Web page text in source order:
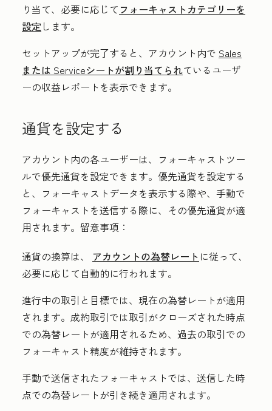
り当て、必要に応じて フォーキャストカテゴリーを
設定します。
セットアップが完了すると、アカウント内で Sales
または Serviceシートが割り当てられているユーザ
ーの収益レポートを表示できます。
通貨を設定する
アカウント内の各ユーザーは、フォーキャストツー
ルで優先通貨を設定できます。優先通貨を設定する
と、フォーキャストデータを表示する際や、手動で
フォーキャストを送信する際に、その優先通貨が適
用されます。留意事項：
通貨の換算は、 アカウントの為替レート に従って、
必要に応じて自動的に行われます。
進行中の取引と目標では、現在の為替レートが適用
されます。成約取引では取引がクローズされた時点
での為替レートが適用されるため、過去の取引での
フォーキャスト精度が維持されます。
手動で送信されたフォーキャストでは、送信した時
点での為替レートが引き続き適用されます。